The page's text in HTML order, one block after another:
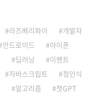
라즈베리파이
개발자
안드로이드
아이폰
딥러닝
이벤트
자바스크립트
정인식
알고리즘
챗GPT